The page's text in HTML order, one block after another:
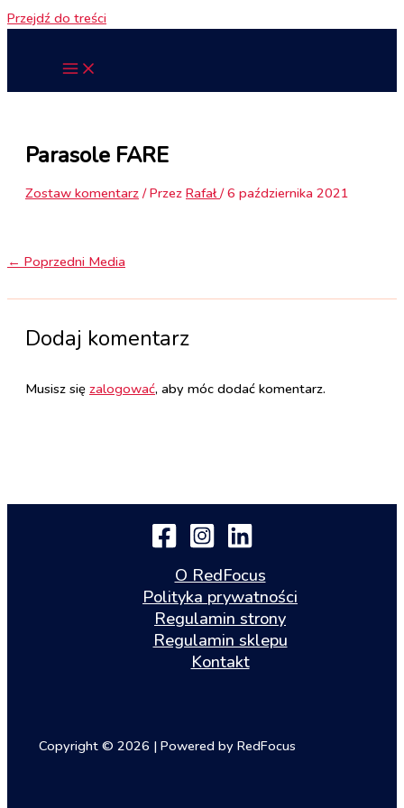
Przejdź do treści
Parasole FARE
Zostaw komentarz / Przez Rafał/6 października 2021
← Poprzedni Media
Dodaj komentarz
Musisz się zalogować, aby móc dodać komentarz.
O RedFocus
Polityka prywatności
Regulamin strony
Regulamin sklepu
Kontakt
Copyright © 2026 | Powered by RedFocus